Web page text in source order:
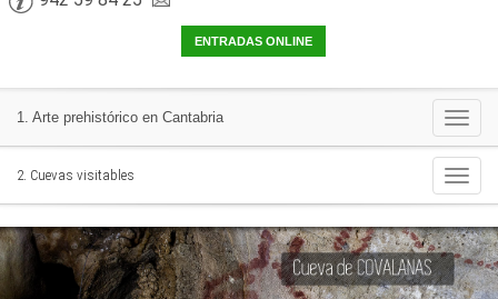
1. Arte prehistórico en Cantabria
2. Cuevas visitables